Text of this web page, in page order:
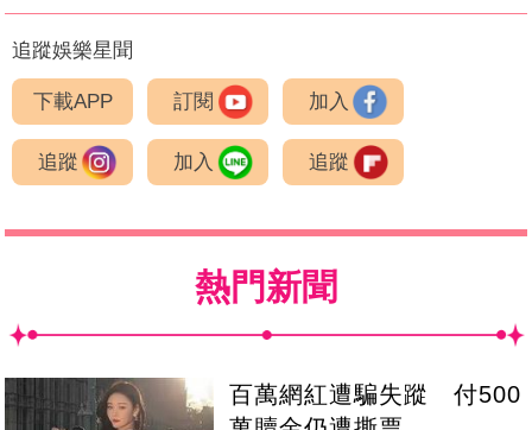
追蹤娛樂星聞
下載APP 訂閱 加入
追蹤 加入 追蹤
熱門新聞
百萬網紅遭騙失蹤 付500